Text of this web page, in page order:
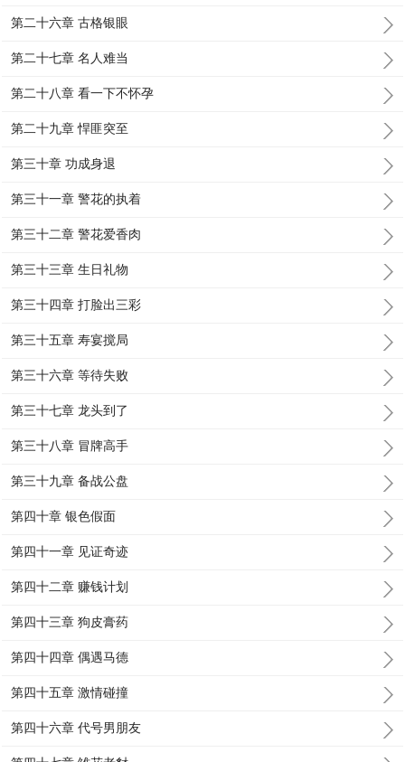
第二十六章 古格银眼
第二十七章 名人难当
第二十八章 看一下不怀孕
第二十九章 悍匪突至
第三十章 功成身退
第三十一章 警花的执着
第三十二章 警花爱香肉
第三十三章 生日礼物
第三十四章 打脸出三彩
第三十五章 寿宴搅局
第三十六章 等待失败
第三十七章 龙头到了
第三十八章 冒牌高手
第三十九章 备战公盘
第四十章 银色假面
第四十一章 见证奇迹
第四十二章 赚钱计划
第四十三章 狗皮膏药
第四十四章 偶遇马德
第四十五章 激情碰撞
第四十六章 代号男朋友